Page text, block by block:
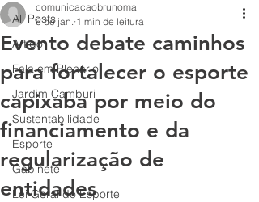
All Posts
Artigo
Fala em Plenário
Jardim Camburi
Sustentabilidade
Esporte
Gabinete
Lei Geral do Esporte
Evento debate caminhos
para fortalecer o esporte
capixaba por meio do
financiamento e da
regularização de
entidades
comunicacaobrunoma
6 de jan. 1 min de leitura